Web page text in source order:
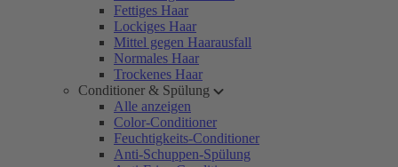
Fettiges Haar
Lockiges Haar
Mittel gegen Haarausfall
Normales Haar
Trockenes Haar
Conditioner & Spülung
Alle anzeigen
Color-Conditioner
Feuchtigkeits-Conditioner
Anti-Schuppen-Spülung